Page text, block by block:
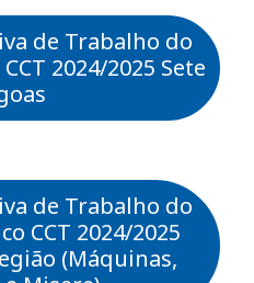
de Trabalho do
2024/2025 Sete
de Trabalho do
CCT 2024/2025
(Máquinas,